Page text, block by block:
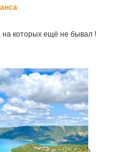
на которых ещё не бывал !